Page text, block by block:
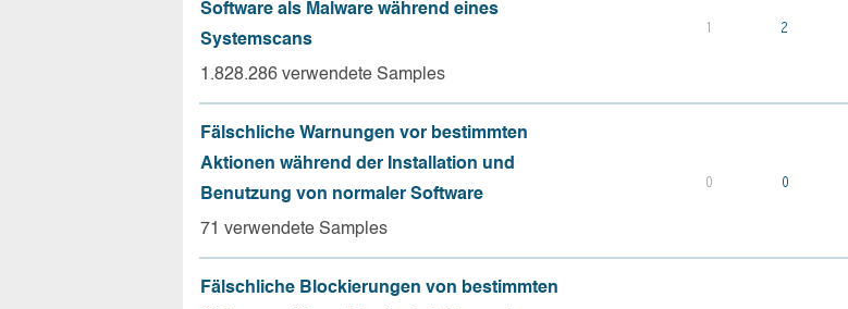
Software als Malware während eines
Systemscans
1.828.286 verwendete Samples
1 2
Fälschliche Warnungen vor bestimmten
Aktionen während der Installation und
Benutzung von normaler Software
71 verwendete Samples
0 0
Fälschliche Blockierungen von bestimmten